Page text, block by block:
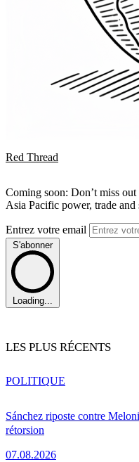
Red Thread
Coming soon: Don’t miss
Asia Pacific power, trade and
Entrez votre email
S'abonner
Loading...
LES PLUS RÉCENTS
Sánchez riposte contre
rétorsion
07.08.2026
POLITIQUE